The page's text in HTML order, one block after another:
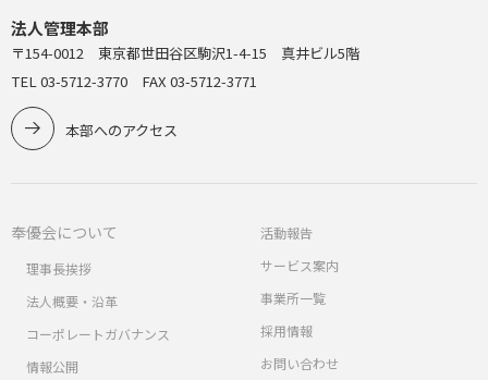
法人管理本部
〒154-0012 東京都世田谷区駒沢1-4-15 真井ビル5階
TEL 03-5712-3770 FAX 03-5712-3771
本部へのアクセス
奉優会について
理事長挨拶
法人概要・沿革
コーポレートガバナンス
情報公開
活動報告
サービス案内
事業所一覧
採用情報
お問い合わせ